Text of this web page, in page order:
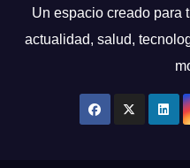
Un espacio creado para
actualidad, salud,